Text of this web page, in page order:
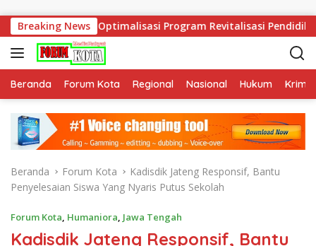
Breaking News
Optimalisasi Program Revitalisasi Pendidikan di SBT
Beranda Forum Kota Regional Nasional Hukum
Beranda Forum Kota
Kadisdik Jateng Responsif, Bantu
Penyelesaian Siswa Yang Nyaris Putus Sekolah
Forum Kota, Humaniora, Jawa Tengah
Kadisdik Jateng Responsif, Bantu